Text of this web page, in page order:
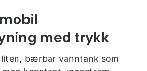
med trykk
liten, bærbar vanntank som